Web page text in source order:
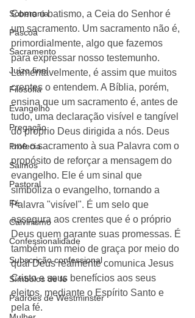
Soberania
Páscoa
Sacramento
Juízo final
Filosofia
Evangelho
Pregação
Profecia
Salmos
Pastoral
Fé
Calvinismo
Confessionalidade
Subscrição confessional
Símbolos de fé
Padrões de Westminster
Como o batismo, a Ceia do Senhor é
um sacramento. Um sacramento não é,
primordialmente, algo que fazemos
para expressar nosso testemunho.
Lamentavelmente, é assim que muitos
crentes o entendem. A Bíblia, porém,
ensina que um sacramento é, antes de
tudo, uma declaração visível e tangível
do próprio Deus dirigida a nós. Deus
une o sacramento à sua Palavra com o
propósito de reforçar a mensagem do
evangelho. Ele é um sinal que
simboliza o evangelho, tornando a
Palavra "visível". É um selo que
assegura aos crentes que é o próprio
Deus quem garante suas promessas. É
também um meio de graça por meio do
qual Deus realmente comunica Jesus
Cristo e seus benefícios aos seus
eleitos, mediante o Espírito Santo e
pela fé.